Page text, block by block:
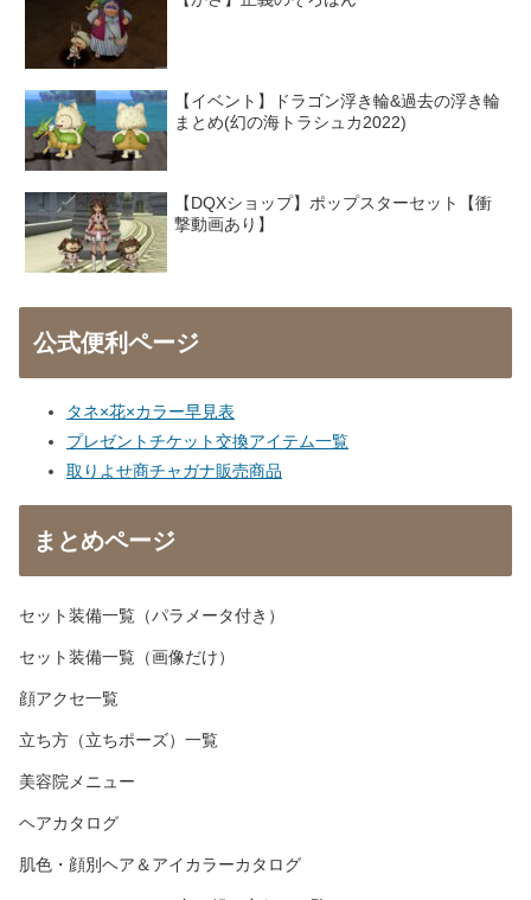
【イベント】ドラゴン浮き輪&過去の浮き輪
まとめ(幻の海トラシュカ2022)
【DQXショップ】ポップスターセット【衝
撃動画あり】
公式便利ページ
タネ×花×カラー早見表
プレゼントチケット交換アイテム一覧
取りよせ商チャガナ販売商品
まとめページ
セット装備一覧（パラメータ付き）
セット装備一覧（画像だけ）
顔アクセ一覧
立ち方（立ちポーズ）一覧
美容院メニュー
ヘアカタログ
肌色・顔別ヘア＆アイカラーカタログ